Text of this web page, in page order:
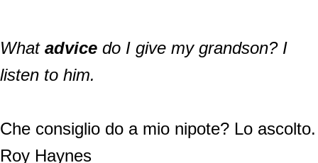
What advice do I give my grandson? I
listen to him.
Che consiglio do a mio nipote? Lo ascolto.
Roy Haynes